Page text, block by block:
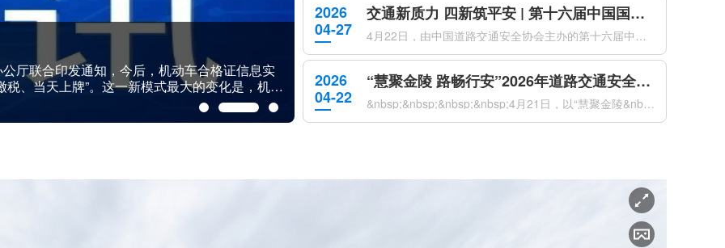
路交通安全产品博览会圆满闭幕
安全产品博览会在南京国际博览中心圆满落下
展览面积40000平方米，设置3大主题展馆、
4000件展品，涵盖智能网联、车路协同、数字
2026
04-27
交通新质力 四新筑平安 | 第十六届中国国际道路交通安全产品博览会盛大开幕
4月22日，由中国道路交通安全协会主办的第十六届中国国际道路交通安全产品博览会（以下简称“交博会”）在南京国际博览中心盛大开幕。本届交博会以“交通新质力四新筑平安”为主题，紧扣“新警务理念、新运行模式、新技术装备、新管理体系”四新要求，全面汇聚道路交通安全领域前沿科技成果与创新解决方案，以科技创新驱...
2026
04-22
“慧聚金陵 路畅行安”2026年道路交通安全创新与合作大会在南京成功举办
&nbsp;&nbsp;&nbsp;&nbsp;4月21日，以“慧聚金陵&nbsp;路畅行安”为主题的2026年道路交通安全创新与合作大会（以下简称“大会”）在南京国际博览会议中心成功举办。本次大会由公安部道路交通安全研究中心、中国道路交通安全协会共同主办，来自国内外道路交通安全领域的1500名代表...